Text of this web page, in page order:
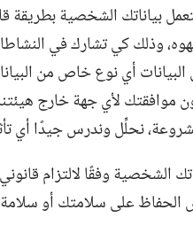
بياناتك الشخصية بطريقة
وذلك كي تشارك في النشاطات
أي نوع خاص من
موافقتك لأي جهة خارج
نحلِّل وندرس جيدًا أي
الشخصية وفقًا لالتزام
الحفاظ على سلامتك أو